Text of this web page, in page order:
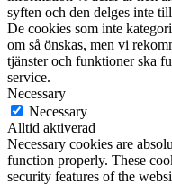
syften och den delges inte
De cookies som inte
om så önskas, men vi
tjänster och funktioner ska
service.
Necessary
Necessary
Alltid aktiverad
Necessary cookies are
function properly. These
security features of the